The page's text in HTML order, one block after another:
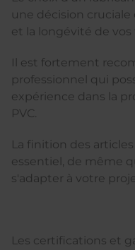
une décision
et la longévité de vos
Il est fortement
professionnel qui
expérience dans la
PVC.
La finition des
essentiel, de même
s'adapter à votre
Les certifications et